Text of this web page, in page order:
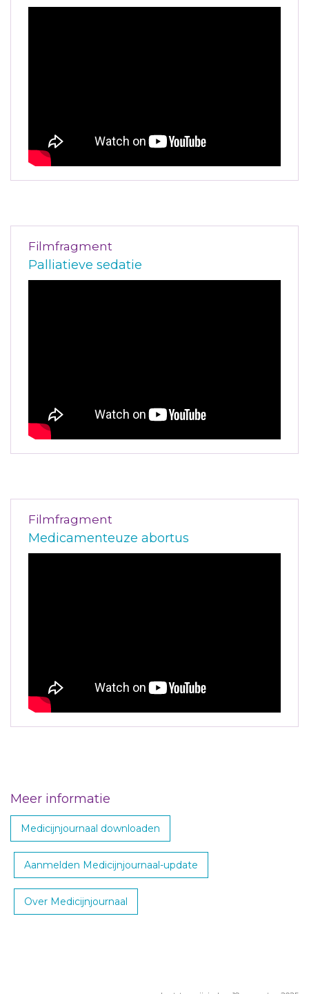
Filmfragment
Palliatieve sedatie
Filmfragment
Medicamenteuze abortus
Meer informatie
Medicijnjournaal downloaden
Aanmelden Medicijnjournaal-update
Over Medicijnjournaal